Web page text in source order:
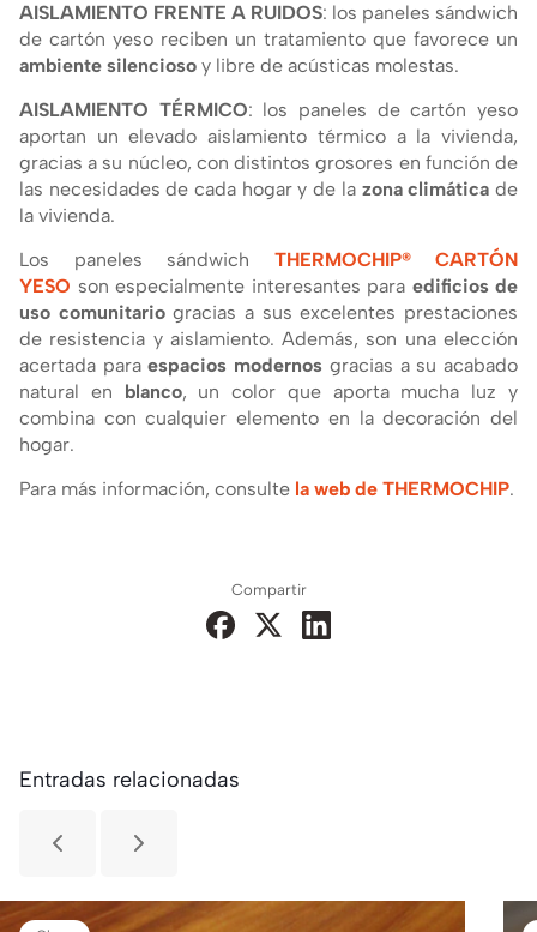
AISLAMIENTO FRENTE A RUIDOS: los paneles sándwich
de cartón yeso reciben un tratamiento que favorece un
ambiente silencioso y libre de acústicas molestas.
AISLAMIENTO TÉRMICO: los paneles de cartón yeso
aportan un elevado aislamiento térmico a la vivienda,
gracias a su núcleo, con distintos grosores en función de
las necesidades de cada hogar y de la zona climática de
la vivienda.
Los paneles sándwich THERMOCHIP® CARTÓN
YESO son especialmente interesantes para edificios de
uso comunitariogracias a sus excelentes prestaciones
de resistencia y aislamiento. Además, son una elección
acertada paraespacios modernos gracias a su acabado
natural en blanco, un color que aporta mucha luz y
combina con cualquier elemento en la decoración del
hogar.
Para más información, consulte la web de THERMOCHIP.
Compartir
Entradas relacionadas